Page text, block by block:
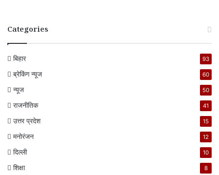
Categories
बिहार 93
ब्रेकिंग न्यूज 60
न्यूज 50
राजनीतिक 41
उत्तर प्रदेश 15
मनोरंजन 12
दिल्ली 10
शिक्षा 8